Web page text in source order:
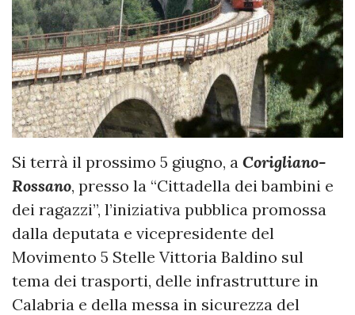
Si terrà il prossimo 5 giugno, a Corigliano-
Rossano, presso la “Cittadella dei bambini e
dei ragazzi”, l’iniziativa pubblica promossa
dalla deputata e vicepresidente del
Movimento 5 Stelle Vittoria Baldino sul
tema dei trasporti, delle infrastrutture in
Calabria e della messa in sicurezza del